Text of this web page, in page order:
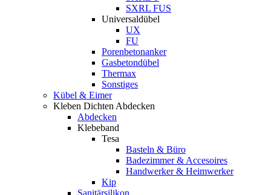
SXRL FUS
Universaldübel
UX
FU
Porenbetonanker
Gasbetondübel
Thermax
Sonstiges
Kübel & Eimer
Kleben Dichten Abdecken
Abdecken
Klebeband
Tesa
Basteln & Büro
Badezimmer & Accesoires
Handwerker & Heimwerker
Kip
Sanitärsilikon